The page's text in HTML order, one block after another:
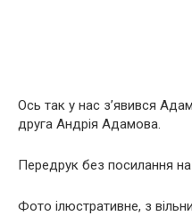
Ось так у нас з’явився
друга Андрія Адамова.
Передрук без посилання
Фото ілюстративне, з